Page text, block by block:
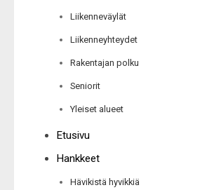
Liikenneväylät
Liikenneyhteydet
Rakentajan polku
Seniorit
Yleiset alueet
Etusivu
Hankkeet
Hävikistä hyvikkiä